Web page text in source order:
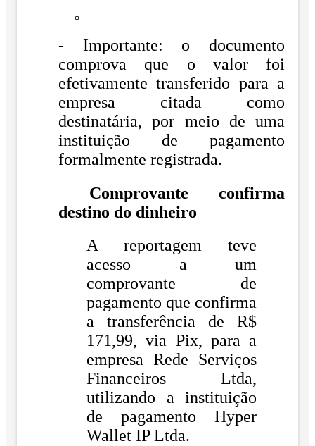
- Importante: o documento
comprova que o valor foi
efetivamente transferido para a
empresa citada como
destinatária, por meio de uma
instituição de pagamento
formalmente registrada.
Comprovante confirma
destino do dinheiro
A reportagem teve
acesso a um
comprovante de
pagamento que confirma
a transferência de R$
171,99, via Pix, para a
empresa Rede Serviços
Financeiros Ltda,
utilizando a instituição
de pagamento Hyper
Wallet IP Ltda.